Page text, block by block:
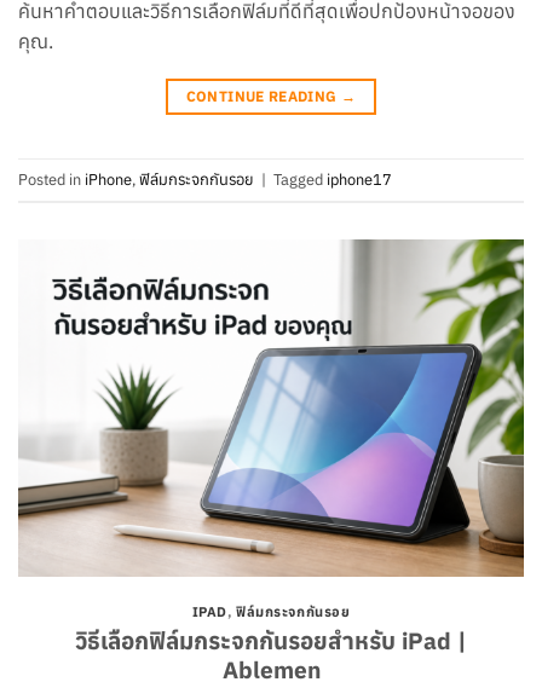
ค้นหาคำตอบและวิธีการเลือกฟิล์มที่ดีที่สุดเพื่อปกป้องหน้าจอของ
คุณ.
CONTINUE READING →
Posted in iPhone,ฟิล์มกระจกกันรอย | Tagged iphone17
IPAD,ฟิล์มกระจกกันรอย
วิธีเลือกฟิล์มกระจกกันรอยสำหรับ iPad |
Ablemen